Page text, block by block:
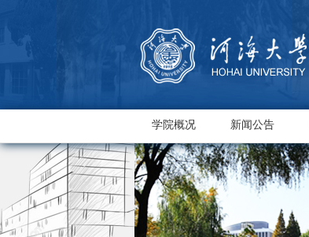
学院概况 新闻公告